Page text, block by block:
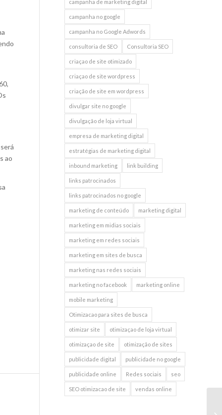
ao
campanha de marketing digital
campanha no google
campanha no Google Adwords
consultoria de SEO Consultoria SEO
criaçao de site otimizado
criaçao de site wordpress
criação de site em wordpress
divulgar site no google
divulgação de loja virtual
empresa de marketing digital
estratégias de marketing digital
inbound marketing link building
links patrocinados
links patrocinados no google
marketing de conteúdo marketing digital
marketing em midias sociais
marketing em redes sociais
marketing em sites de busca
marketing nas redes sociais
marketing no facebook marketing online
mobile marketing
Otimizacao para sites de busca
otimizar site otimizaçao de loja virtual
otimizaçao de site otimização de sites
publicidade digital publicidade no google
publicidade online Redes sociais seo
SEO otimizacao de site vendas online